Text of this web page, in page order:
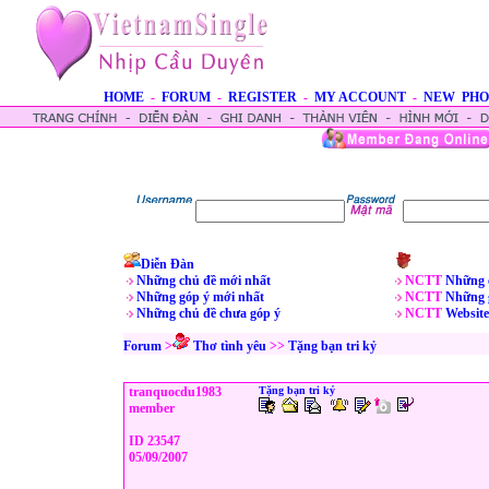
HOME - FORUM - REGISTER - MY ACCOUNT - NEW
Diễn Đàn
Những chủ đề mới nhất
Những góp ý mới nhất
Những chủ đề chưa góp ý
NCTT Những
NCTT Những
NCTT Website
Forum > Thơ tình yêu >> Tặng bạn tri kỷ
tranquocdu1983
member
ID 23547
05/09/2007
Tặng bạn tri kỷ